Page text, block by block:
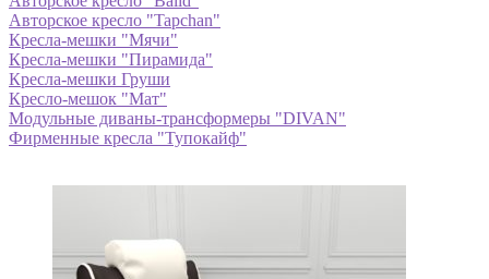
Авторское кресло "Tapchan"
Кресла-мешки "Мячи"
Кресла-мешки "Пирамида"
Кресла-мешки Груши
Кресло-мешок "Мат"
Модульные диваны-трансформеры "DIVAN"
Фирменные кресла "Тупокайф"